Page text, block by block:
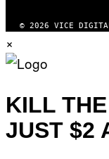
© 2026 VICE
×
KILL
JUST $2